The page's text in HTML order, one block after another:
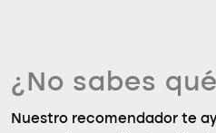
¿No sabes
Nuestro recomendador te